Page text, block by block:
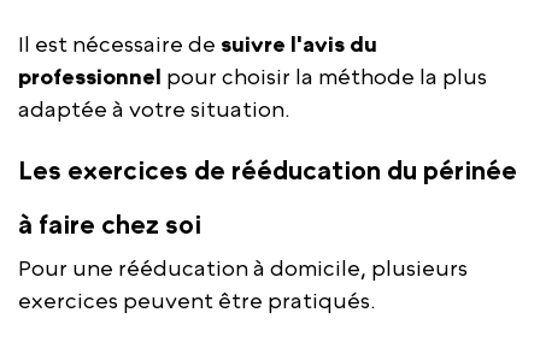
Il est nécessaire de suivre l'avis du
professionnel pour choisir la méthode la plus
adaptée à votre situation.
Les exercices de rééducation du périnée
à faire chez soi
Pour une rééducation à domicile, plusieurs
exercices peuvent être pratiqués.